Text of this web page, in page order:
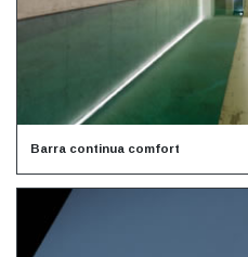
Barra continua comfort